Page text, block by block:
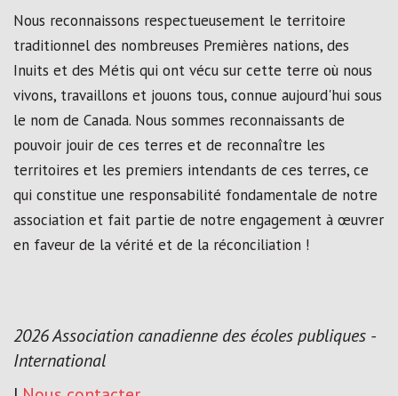
Nous reconnaissons respectueusement le territoire
traditionnel des nombreuses Premières nations, des
Inuits et des Métis qui ont vécu sur cette terre où nous
vivons, travaillons et jouons tous, connue aujourd'hui sous
le nom de Canada. Nous sommes reconnaissants de
pouvoir jouir de ces terres et de reconnaître les
territoires et les premiers intendants de ces terres, ce
qui constitue une responsabilité fondamentale de notre
association et fait partie de notre engagement à œuvrer
en faveur de la vérité et de la réconciliation !
2026 Association canadienne des écoles publiques -
International